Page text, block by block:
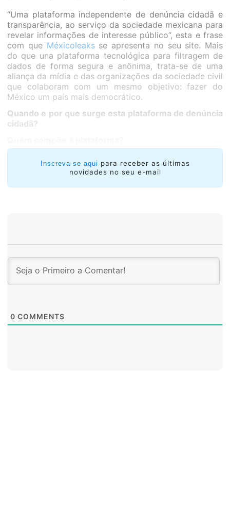
“Uma plataforma independente de denúncia cidadã e
transparência, ao serviço da sociedade mexicana para
revelar informações de interesse público”, esta e frase
com que Méxicoleaksse apresenta no seu site. Mais
do que una plataforma tecnológica para filtragem de
dados de forma segura e anônima, trata-se de uma
aliança da mídia e das organizações da sociedade civil
que colaboram com um mesmo objetivo: fazer do
México um país mais democrático.
Quando e por que surge esta plataforma de denúncia
cidadã?
Inscreva-se aqui para receber as últimas
novidades no seu e-mail
0 COMMENTS